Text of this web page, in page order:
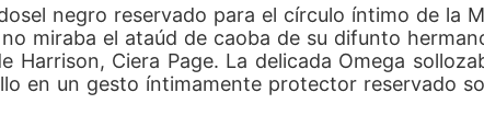
de dar una orden letal: "Vendan en corto todo lo
en los escalones de su propia manada al amanecer".
negro reservado para el círculo íntimo de la
miraba el ataúd de caoba de su difunto
Harrison, Ciera Page. La delicada Omega
en un gesto íntimamente protector reservado